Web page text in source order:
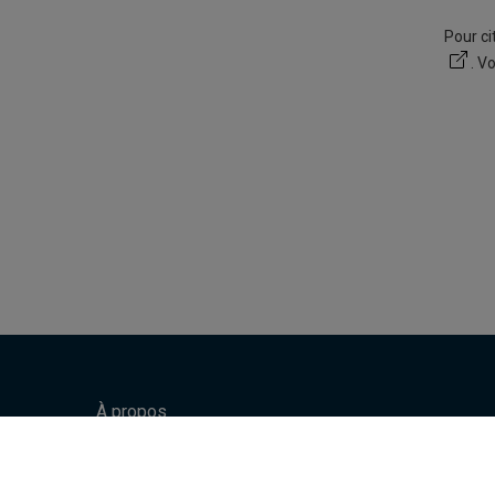
Pour
.
À propos